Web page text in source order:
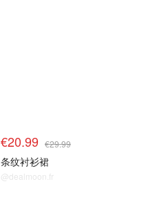
€20.99 €29.99
条纹衬衫裙
@dealmoon.fr